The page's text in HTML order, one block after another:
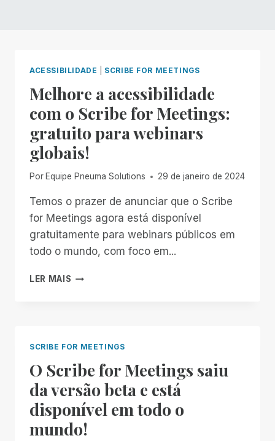
ACESSIBILIDADE SCRIBE FOR MEETINGS
Melhore a acessibilidade
com o Scribe for Meetings:
gratuito para webinars
globais!
Por Equipe Pneuma Solutions 29 de janeiro de 2024
Temos o prazer de anunciar que o Scribe
for Meetings agora está disponível
gratuitamente para webinars públicos em
todo o mundo, com foco em...
LER MAIS MELHORE
MEETINGS:
GRATUITO
PARA
WEBINARS
GLOBAIS!
SCRIBE FOR MEETINGS
O Scribe for Meetings saiu
da versão beta e está
disponível em todo o
mundo!